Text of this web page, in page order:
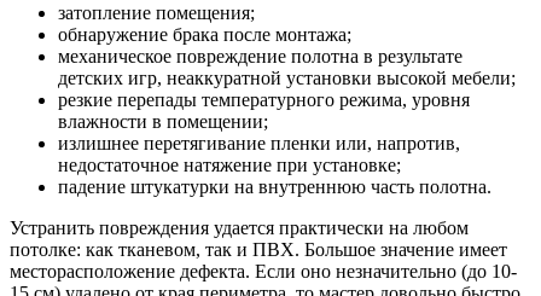
затопление помещения;
обнаружение брака после монтажа;
механическое повреждение полотна в результате
детских игр, неаккуратной установки высокой мебели;
резкие перепады температурного режима, уровня
влажности в помещении;
излишнее перетягивание пленки или, напротив,
недостаточное натяжение при установке;
падение штукатурки на внутреннюю часть полотна.
Устранить повреждения удается практически на любом
потолке: как тканевом, так и ПВХ. Большое значение имеет
месторасположение дефекта. Если оно незначительно (до 10-